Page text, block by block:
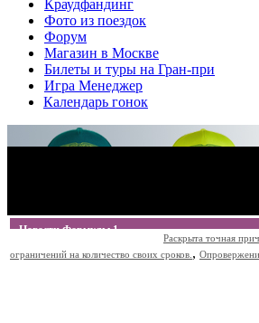
Краудфандинг
Фото из поездок
Форум
Магазин в Москве
Билеты и туры на Гран-при
Игра Менеджер
Календарь гонок
Новости Формулы 1
Раскрыта точная
ограничений на количество своих сроков. ,